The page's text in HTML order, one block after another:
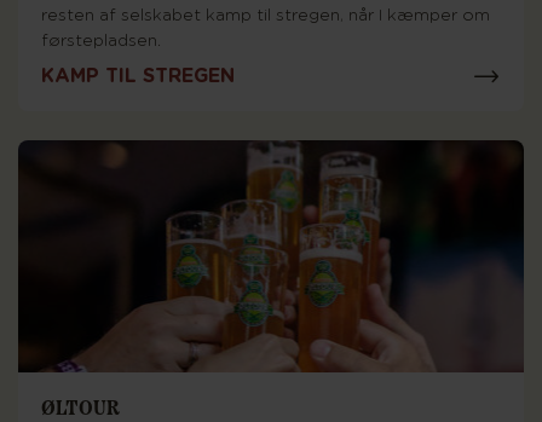
resten af selskabet kamp til stregen, når I kæmper om
førstepladsen.
KAMP TIL STREGEN
ØLTOUR